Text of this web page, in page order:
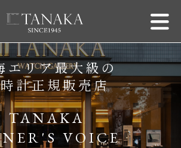
エリア最大級の
計正規販売店
TANAKA
VOICE